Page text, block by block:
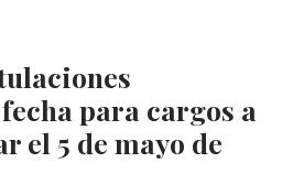
para cargos a
el 5 de mayo de